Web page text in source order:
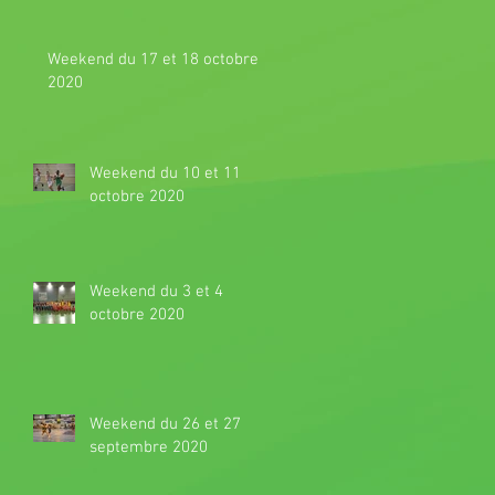
Weekend du 17 et 18 octobre
2020
Weekend du 10 et 11
octobre 2020
Weekend du 3 et 4
octobre 2020
Weekend du 26 et 27
septembre 2020